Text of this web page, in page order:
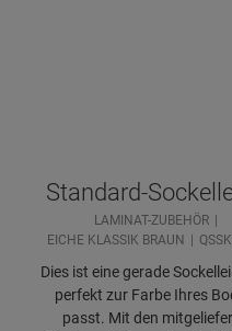
Standard-
LAMINAT-ZUBEHÖR
EICHE KLASSIK BRAUN
Dies ist eine gerade
perfekt zur Farbe Ihres
passt. Mit den